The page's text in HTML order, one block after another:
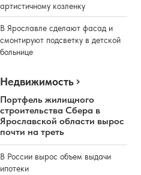
артистичному козленку
В Ярославле сделают фасад и
смонтируют подсветку в детской
больнице
Недвижимость
Портфель жилищного
строительства Сбера в
Ярославской области вырос
почти на треть
В России вырос объем выдачи
ипотеки